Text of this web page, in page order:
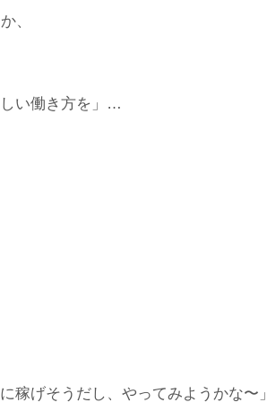
、
しい働き方を」…
稼げそうだし、やってみようかな〜」